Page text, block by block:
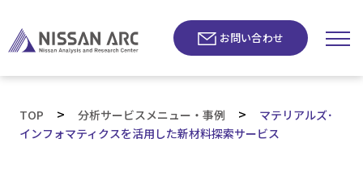
お問い合わせ
TOP > 分析サービスメニュー・事例 >
マテリアルズ･
インフォマティクスを活用した新材料探索サービス